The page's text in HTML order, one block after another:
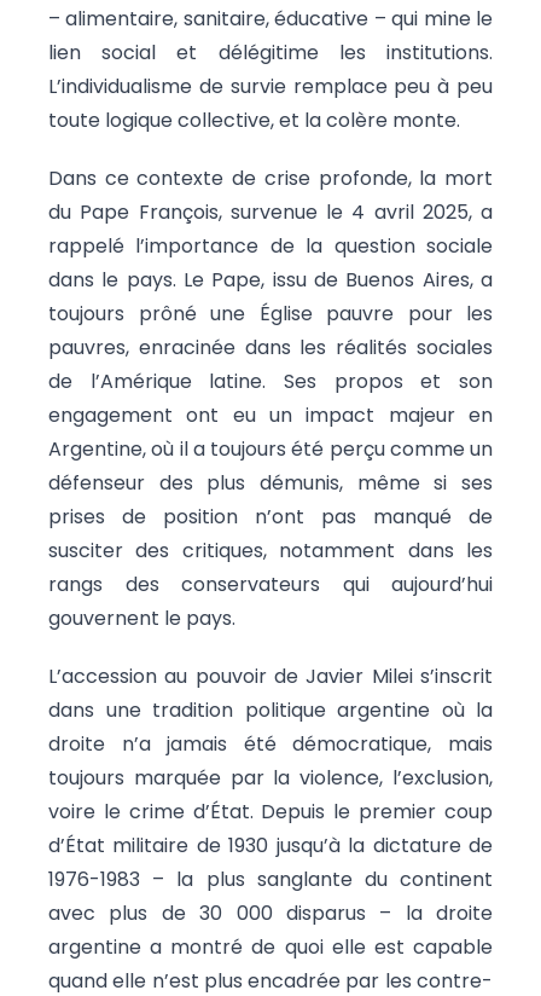
– alimentaire, sanitaire, éducative – qui mine le
lien social et délégitime les institutions.
L’individualisme de survie remplace peu à peu
toute logique collective, et la colère monte.
Dans ce contexte de crise profonde, la mort
du Pape François, survenue le 4 avril 2025, a
rappelé l’importance de la question sociale
dans le pays. Le Pape, issu de Buenos Aires, a
toujours prôné une Église pauvre pour les
pauvres, enracinée dans les réalités sociales
de l’Amérique latine. Ses propos et son
engagement ont eu un impact majeur en
Argentine, où il a toujours été perçu comme un
défenseur des plus démunis, même si ses
prises de position n’ont pas manqué de
susciter des critiques, notamment dans les
rangs des conservateurs qui aujourd’hui
gouvernent le pays.
L’accession au pouvoir de Javier Milei s’inscrit
dans une tradition politique argentine où la
droite n’a jamais été démocratique, mais
toujours marquée par la violence, l’exclusion,
voire le crime d’État. Depuis le premier coup
d’État militaire de 1930 jusqu’à la dictature de
1976-1983 – la plus sanglante du continent
avec plus de 30 000 disparus – la droite
argentine a montré de quoi elle est capable
quand elle n’est plus encadrée par les contre-